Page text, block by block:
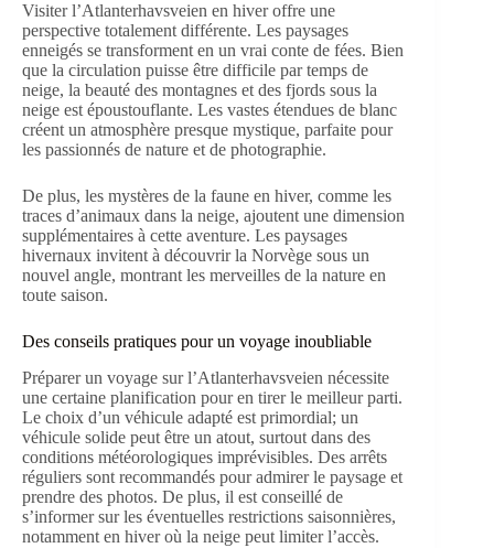
Visiter l’Atlanterhavsveien en hiver offre une
perspective totalement différente. Les paysages
enneigés se transforment en un vrai conte de fées. Bien
que la circulation puisse être difficile par temps de
neige, la beauté des montagnes et des fjords sous la
neige est époustouflante. Les vastes étendues de blanc
créent un atmosphère presque mystique, parfaite pour
les passionnés de nature et de photographie.
De plus, les mystères de la faune en hiver, comme les
traces d’animaux dans la neige, ajoutent une dimension
supplémentaires à cette aventure. Les paysages
hivernaux invitent à découvrir la Norvège sous un
nouvel angle, montrant les merveilles de la nature en
toute saison.
Des conseils pratiques pour un voyage inoubliable
Préparer un voyage sur l’Atlanterhavsveien nécessite
une certaine planification pour en tirer le meilleur parti.
Le choix d’un véhicule adapté est primordial; un
véhicule solide peut être un atout, surtout dans des
conditions météorologiques imprévisibles. Des arrêts
réguliers sont recommandés pour admirer le paysage et
prendre des photos. De plus, il est conseillé de
s’informer sur les éventuelles restrictions saisonnières,
notamment en hiver où la neige peut limiter l’accès.